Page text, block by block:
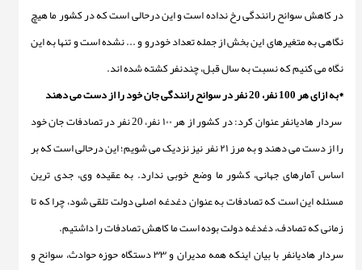
در کاهش سوانح رانندگی رخ نداده است و این درحالی است که در کشور ما هیچ
نگاهی به متغیرهای این بخش از جمله تعداد خودرو و ... نشده است و تنها به این
نگاه می کنیم که نسبت به سال قبل، چندنفر کشته شده اند.
*به ازای هر 100 نفر، 20 نفر در سوانح رانندگی جان خود را از دست می دهند
سردار هادیانفر عنوان کرد: در کشور از هر ۱۰۰ نفر، 20 نفر در تصادفات جان خود
را از دست می دهند و به مرز ۲۱ نفر نیز نزدیک می شویم؛ این درحالی است که بر
اساس آمارهای جهانی، کشور ما وضع خوبی ندارد. به عقیده وی، جدی ترین
مسئله این است که تصادفات به عنوان دغدغه اصلی دولت تلقی شود، چرا که تا
زمانی که تصادف، دغدغه دولت بوده است ما کاهش تصادفات را داشتیم.
سردار هادیانفر با بیان اینکه همه مدیران و ۳۳ دستگاه حوزه حوادث، سوانح و